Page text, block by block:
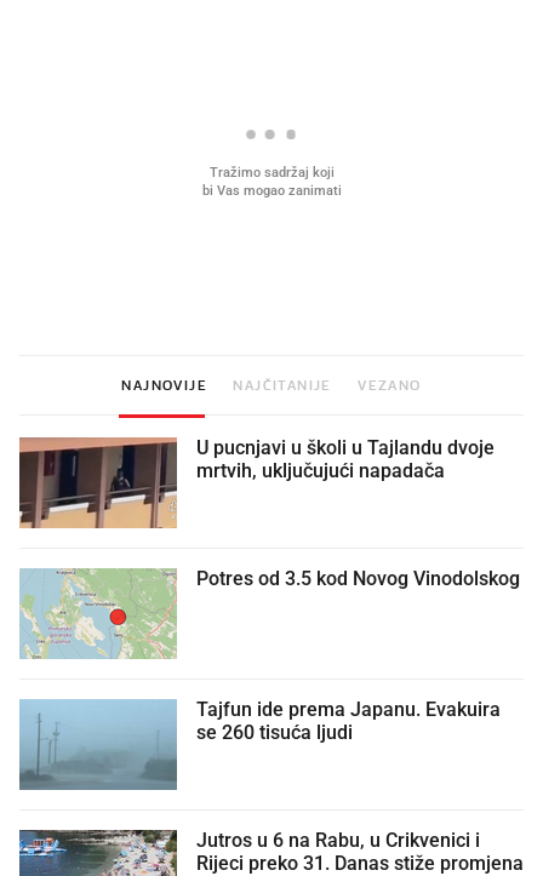
NAJNOVIJE NAJČITANIJE VEZANO
U pucnjavi u školi u Tajlandu dvoje
mrtvih, uključujući napadača
Potres od 3.5 kod Novog Vinodolskog
Tajfun ide prema Japanu. Evakuira
se 260 tisuća ljudi
Jutros u 6 na Rabu, u Crikvenici i
Rijeci preko 31. Danas stiže promjena